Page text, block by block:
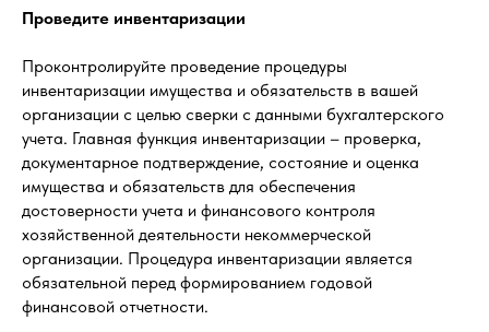
Проведите инвентаризации
Проконтролируйте проведение процедуры
инвентаризации имущества и обязательств в вашей
организации с целью сверки с данными бухгалтерского
учета. Главная функция инвентаризации – проверка,
документарное подтверждение, состояние и оценка
имущества и обязательств для обеспечения
достоверности учета и финансового контроля
хозяйственной деятельности некоммерческой
организации. Процедура инвентаризации является
обязательной перед формированием годовой
финансовой отчетности.